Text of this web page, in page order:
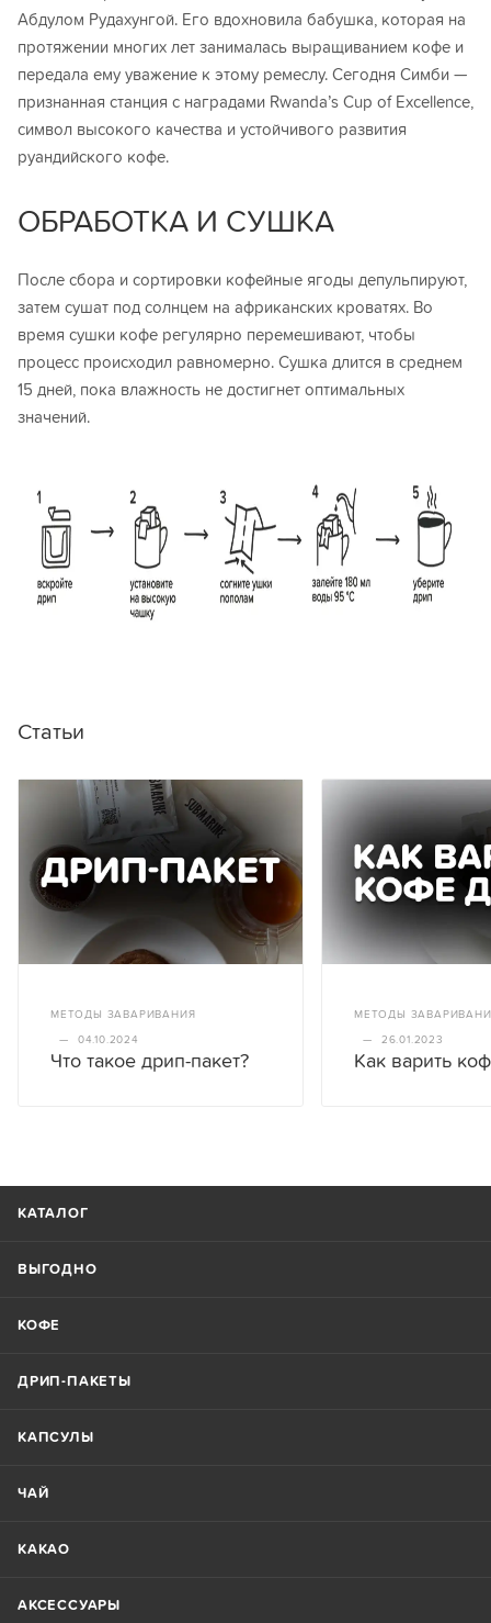
Абдулом Рудахунгой. Его вдохновила бабушка, которая на
протяжении многих лет занималась выращиванием кофе и
передала ему уважение к этому ремеслу. Сегодня Симби —
признанная станция с наградами Rwanda’s Cup of Excellence,
символ высокого качества и устойчивого развития
руандийского кофе.
ОБРАБОТКА И СУШКА
После сбора и сортировки кофейные ягоды депульпируют,
затем сушат под солнцем на африканских кроватях. Во
время сушки кофе регулярно перемешивают, чтобы
процесс происходил равномерно. Сушка длится в среднем
15 дней, пока влажность не достигнет оптимальных
значений.
Статьи
МЕТОДЫ ЗАВАРИВАНИЯ
— 04.10.2024
Что такое дрип-пакет?
МЕТОДЫ
— 26.01.2023
Как варить
КАТАЛОГ
ВЫГОДНО
КОФЕ
ДРИП-ПАКЕТЫ
КАПСУЛЫ
ЧАЙ
КАКАО
АКСЕССУАРЫ